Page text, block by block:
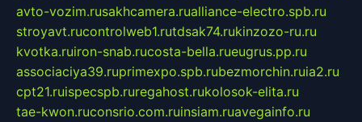
avto-vozim.rusakhcamera.rualliance-electro.spb.ru
stroyavt.rucontrolweb1.rutdsak74.rukinzozo-ru.ru
kvotka.ruiron-snab.rucosta-bella.rueugrus.pp.ru
associaciya39.ruprimexpo.spb.rubezmorchin.ruia2.ru
cpt21.ruispecspb.ruregahost.rukolosok-elita.ru
tae-kwon.ruconsrio.com.ruinsiam.ruavegainfo.ru